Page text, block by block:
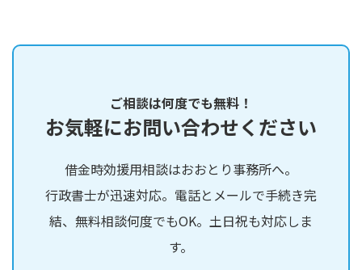
ご相談は何度でも無料！
お気軽にお問い合わせください
借金時効援用相談はおおとり事務所へ。
行政書士が迅速対応。電話とメールで手続き完
結、無料相談何度でもOK。土日祝も対応しま
す。